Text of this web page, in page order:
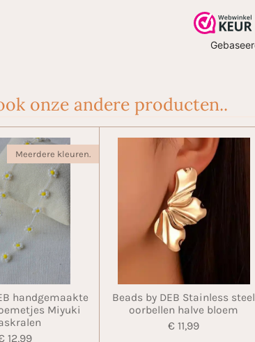
onze andere producten..
Meerdere kleuren.
handgemaakte
Miyuki
12,99
Beads by DEB Stainless steel
oorbellen halve bloem
€ 11,99